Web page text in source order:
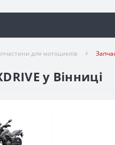
для мотоциклів
у Вінниці